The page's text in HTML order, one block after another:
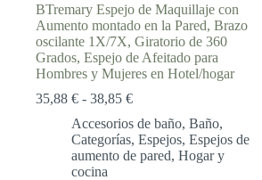
BTremary Espejo de Maquillaje con
Aumento montado en la Pared, Brazo
oscilante 1X/7X, Giratorio de 360
Grados, Espejo de Afeitado para
Hombres y Mujeres en Hotel/hogar
35,88 € - 38,85 €Rango
precios:
desde
35,88 €
Accesorios de baño, Baño,
Categorías, Espejos, Espejos de
aumento de pared, Hogar y
cocina